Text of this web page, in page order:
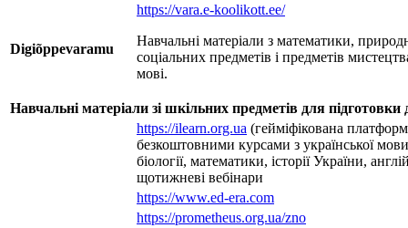
Digiõppevaramu
https://vara.e-koolikott.ee/
Навчальні матеріали з математики,
соціальних предметів і предметів
мові.
Навчальні матеріали зі шкільних предметів для
https://ilearn.org.ua (гейміфікована
безкоштовними курсами з української
біології, математики, історії України,
щотижневі вебінари
https://www.ed-era.com
https://prometheus.org.ua/zno